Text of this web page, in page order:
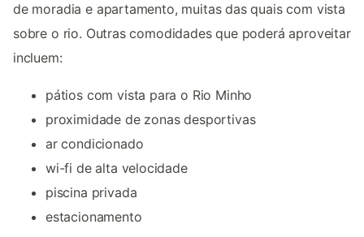
de moradia e apartamento, muitas das quais com vista
sobre o rio. Outras comodidades que poderá aproveitar
incluem:
pátios com vista para o Rio Minho
proximidade de zonas desportivas
ar condicionado
wi-fi de alta velocidade
piscina privada
estacionamento